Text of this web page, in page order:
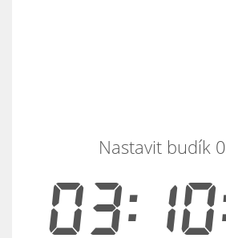
Nastavit budík